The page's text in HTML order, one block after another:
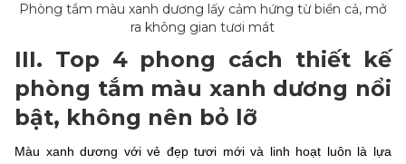
Phòng tắm màu xanh dương lấy cảm hứng từ biển cả, mở
ra không gian tươi mát
III. Top 4 phong cách thiết kế
phòng tắm màu xanh dương nổi
bật, không nên bỏ lỡ
Màu xanh dương với vẻ đẹp tươi mới và linh hoạt luôn là lựa